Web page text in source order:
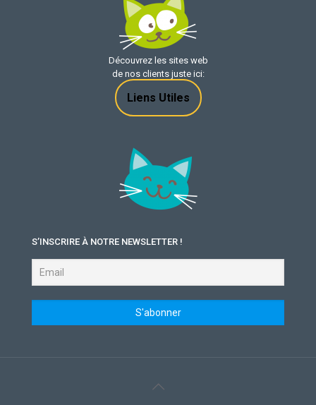
Découvrez les sites web
de nos clients juste ici:
Liens Utiles
S’INSCRIRE À NOTRE NEWSLETTER !